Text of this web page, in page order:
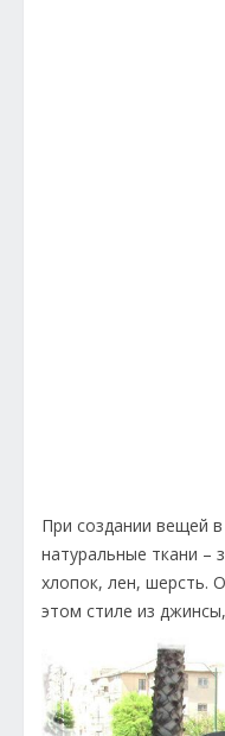
При создании вещей
натуральные ткани –
хлопок, лен, шерсть.
этом стиле из